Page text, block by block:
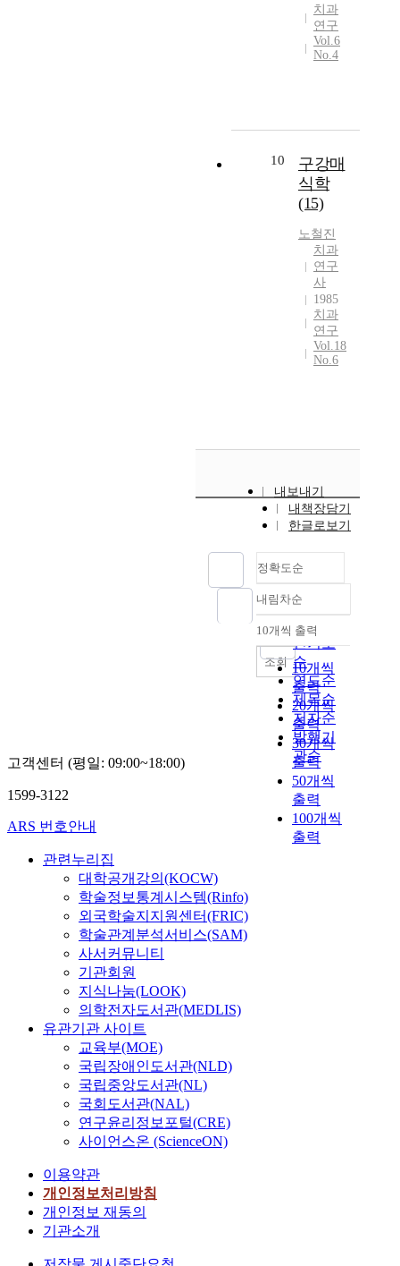
치과
연구
Vol.6
No.4
10
구강매
식학
(15)
노철진
치과
연구
사
1985
치과
연구
Vol.18
No.6
내보내기
내책장담기
한글로보기
정확도순
정확도
순
인기도
순
연도순
제목순
저자순
발행기
관순
내림차순
내림차순
10개씩 출력
10개씩
출력
20개씩
출력
30개씩
출력
50개씩
출력
100개씩
출력
조회
고객센터 (평일: 09:00~18:00)
1599-3122
ARS 번호안내
관련누리집
대학공개강의(KOCW)
학술정보통계시스템(Rinfo)
외국학술지지원센터(FRIC)
학술관계분석서비스(SAM)
사서커뮤니티
기관회원
지식나눔(LOOK)
의학전자도서관(MEDLIS)
유관기관 사이트
교육부(MOE)
국립장애인도서관(NLD)
국립중앙도서관(NL)
국회도서관(NAL)
연구윤리정보포털(CRE)
사이언스온 (ScienceON)
이용약관
개인정보처리방침
개인정보 재동의
기관소개